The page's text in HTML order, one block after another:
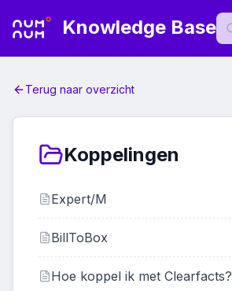
Knowledge Base
Terug naar overzicht
Koppelingen
Expert/M
BillToBox
Hoe koppel ik met Clearfacts?